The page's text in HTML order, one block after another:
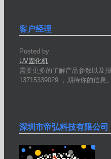
客户经理
Posted by
UV固化机
需要更多的了解产品参数以及
13715339029 ，期待你的信息。
深圳市帝弘科技有限公司